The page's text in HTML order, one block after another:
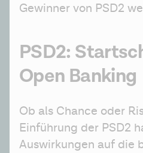
Gewinner von PSD2
PSD2:
Open Banking
Ob als Chance oder
Einführung der PSD2
Auswirkungen auf die